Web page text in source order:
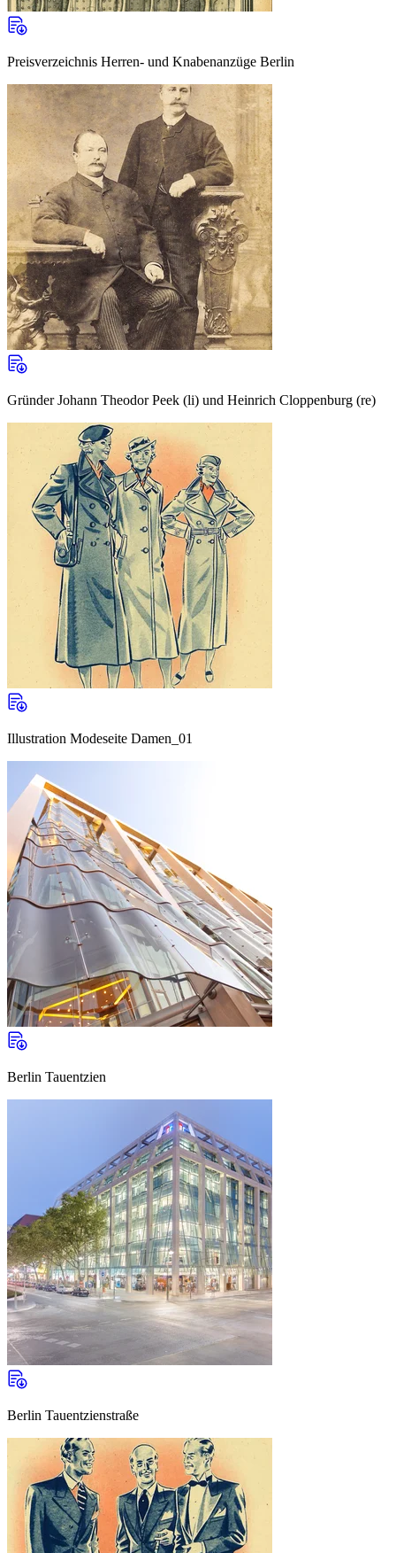
Preisverzeichnis Herren- und Knabenanzüge Berlin
Gründer Johann Theodor Peek (li) und Heinrich Cloppenburg (re)
Illustration Modeseite Damen_01
Berlin Tauentzien
Berlin Tauentzienstraße